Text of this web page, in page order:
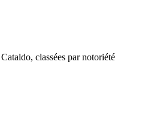
Cataldo, classées par notoriété